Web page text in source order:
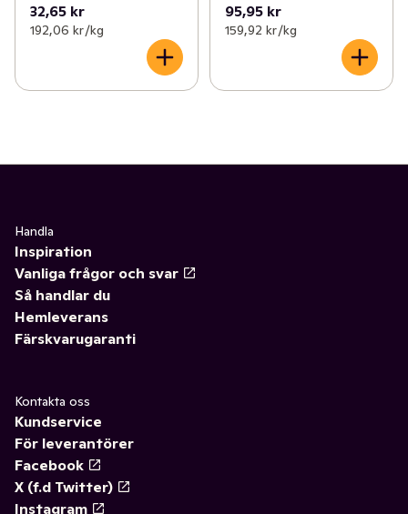
32,65 kr
192,06 kr /kg
95,95 kr
159,92 kr /kg
Handla
Inspiration
Vanliga frågor och svar
Så handlar du
Hemleverans
Färskvarugaranti
Kontakta oss
Kundservice
För leverantörer
Facebook
X (f.d Twitter)
Instagram